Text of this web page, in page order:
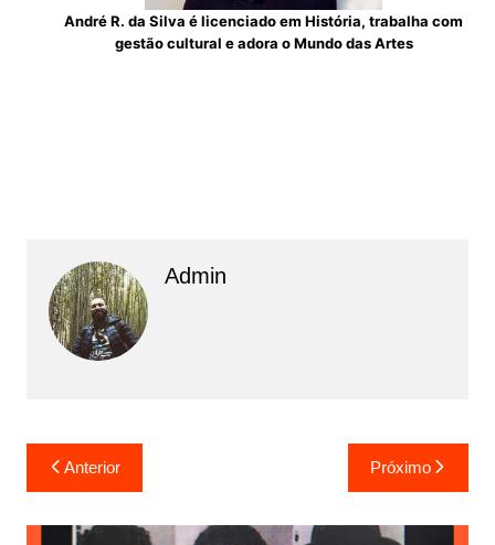
André R. da Silva é licenciado em História, trabalha com
gestão cultural e adora o Mundo das Artes
Admin
a
v
Anterior Próximo